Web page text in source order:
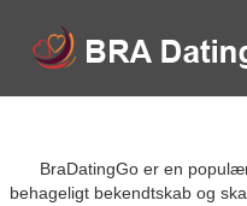
BraDatingGo er en
behageligt bekendtskab og